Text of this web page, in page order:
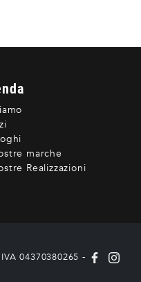
marche
Realizzazioni
04370380265 -